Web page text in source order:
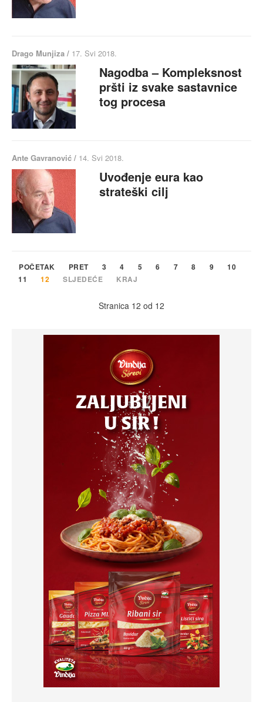
Drago Munjiza / 17. Svi 2018.
Nagodba – Kompleksnost
pršti iz svake sastavnice
tog procesa
Ante Gavranović / 14. Svi 2018.
Uvođenje eura kao
strateški cilj
POČETAK PRET 3 4 5 6 7 8 9
10
11
12 SLJEDEĆE KRAJ
Stranica 12 od 12